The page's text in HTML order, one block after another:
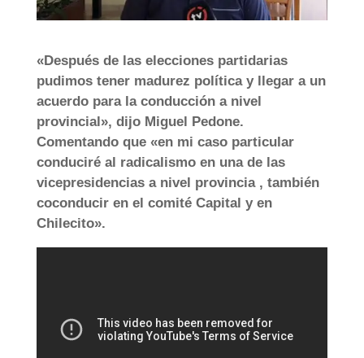
«Después de las elecciones partidarias
pudimos tener madurez política y llegar a un
acuerdo para la conducción a nivel
provincial», dijo Miguel Pedone.
Comentando que «en mi caso particular
conduciré al radicalismo en una de las
vicepresidencias a nivel provincia , también
coconducir en el comité Capital y en
Chilecito».